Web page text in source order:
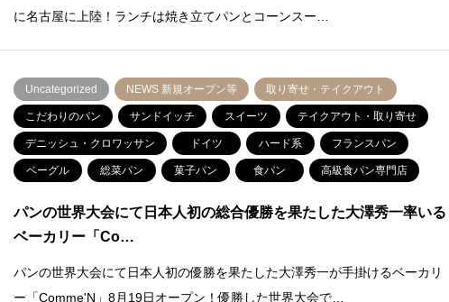
に名古屋に上陸！ランチは焼き立てパンとコーンスー…
Uncategorized NEWS 新規オープン等 取り寄せ・テイクアウト
こだわりのパン サンドイッチ スイーツ テイクアウト・取り寄せ
デニッシュ・クロワッサン ドイツ ハード系 フランスパン
ベーグル 総菜パン 菓子パン 食パン 高級食パン専門店
パンの世界大会にて日本人初の総合優勝を果たした大澤秀一率いる
ベーカリー「Co…
パンの世界大会にて日本人初の優勝を果たした大澤秀一が手掛けるベーカリ
ー「Comme'N」8月19日オープン！優勝した世界大会で…